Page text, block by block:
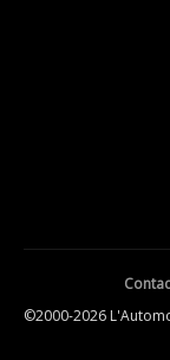
©2000-2026